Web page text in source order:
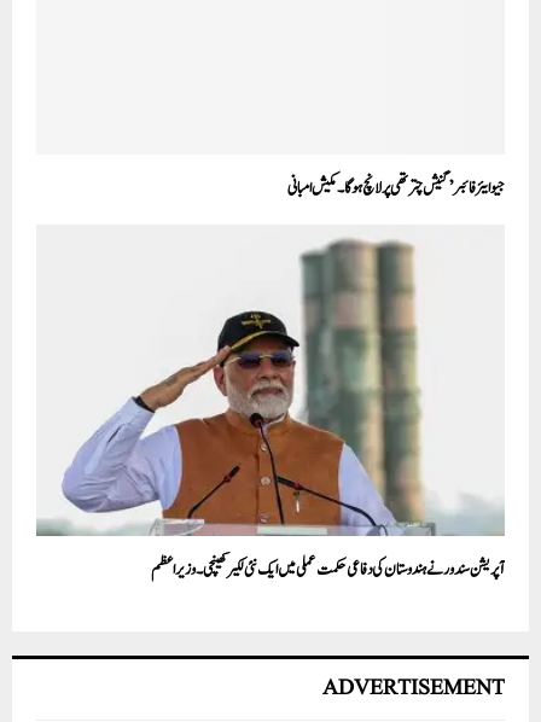
جیو ایئر فائبر’ گنیش چترتھی پر لانچ ہوگا۔ مکیش امبانی
آپریشن سندور نے ہندوستان کی دفاعی حکمت عملی میں ایک نئی لکیر کھینچی ۔ وزیراعظم
ADVERTISEMENT